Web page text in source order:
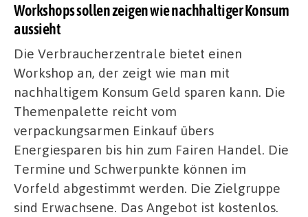
Workshops sollen zeigen wie nachhaltiger Konsum
aussieht
Die Verbraucherzentrale bietet einen
Workshop an, der zeigt wie man mit
nachhaltigem Konsum Geld sparen kann. Die
Themenpalette reicht vom
verpackungsarmen Einkauf übers
Energiesparen bis hin zum Fairen Handel. Die
Termine und Schwerpunkte können im
Vorfeld abgestimmt werden. Die Zielgruppe
sind Erwachsene. Das Angebot ist kostenlos.